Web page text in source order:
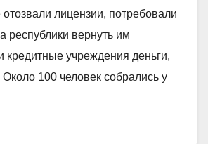
лицензии, потребовали
республики вернуть им
кредитные учреждения деньги,
100 человек собрались у